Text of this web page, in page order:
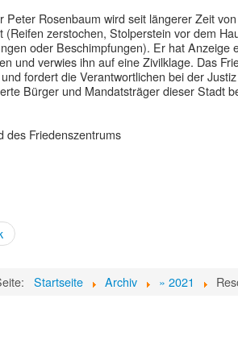
Peter Rosenbaum wird seit längerer Zeit
(Reifen zerstochen, Stolperstein vor dem
oder Beschimpfungen). Er hat
und verwies ihn auf eine Zivilklage. Das
fordert die Verantwortlichen bei der
Bürger und Mandatsträger dieser Stadt
des Friedenszentrums
Startseite Archiv » 2021